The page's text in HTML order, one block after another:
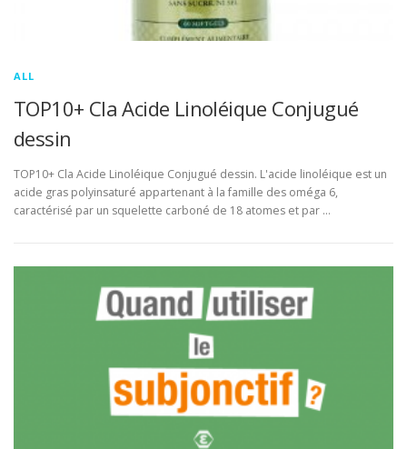
ALL
TOP10+ Cla Acide Linoléique Conjugué
dessin
TOP10+ Cla Acide Linoléique Conjugué dessin. L'acide linoléique est un
acide gras polyinsaturé appartenant à la famille des oméga 6,
caractérisé par un squelette carboné de 18 atomes et par …